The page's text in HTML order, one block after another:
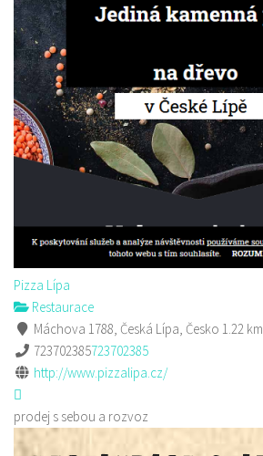
Pizza Lípa
Restaurace
Máchova 1788, Česká Lípa, Česko 1.22 km
723702385723702385
http://www.pizzalipa.cz/
prodej s sebou a rozvoz